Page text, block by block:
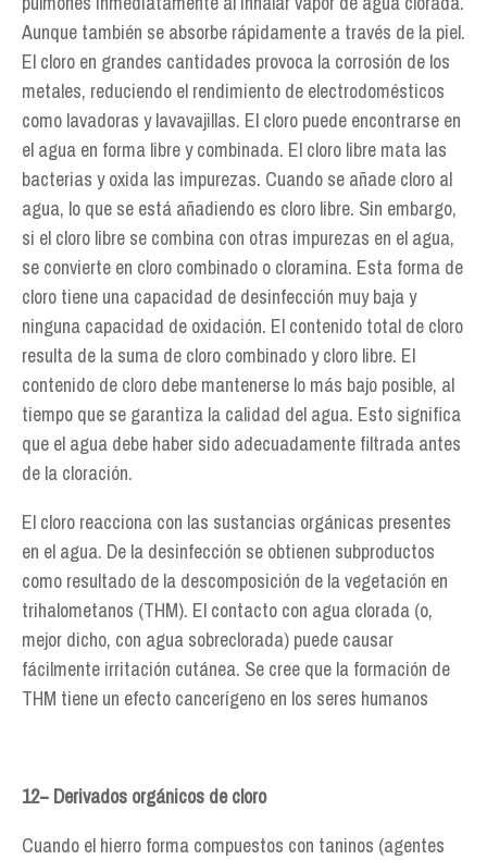
Aunque también se absorbe rápidamente a través de la piel.
El cloro en grandes cantidades provoca la corrosión de los
metales, reduciendo el rendimiento de electrodomésticos
como lavadoras y lavavajillas. El cloro puede encontrarse en
el agua en forma libre y combinada. El cloro libre mata las
bacterias y oxida las impurezas. Cuando se añade cloro al
agua, lo que se está añadiendo es cloro libre. Sin embargo,
si el cloro libre se combina con otras impurezas en el agua,
se convierte en cloro combinado o cloramina. Esta forma de
cloro tiene una capacidad de desinfección muy baja y
ninguna capacidad de oxidación. El contenido total de cloro
resulta de la suma de cloro combinado y cloro libre. El
contenido de cloro debe mantenerse lo más bajo posible, al
tiempo que se garantiza la calidad del agua. Esto significa
que el agua debe haber sido adecuadamente filtrada antes
de la cloración.
El cloro reacciona con las sustancias orgánicas presentes
en el agua. De la desinfección se obtienen subproductos
como resultado de la descomposición de la vegetación en
trihalometanos (THM). El contacto con agua clorada (o,
mejor dicho, con agua sobreclorada) puede causar
fácilmente irritación cutánea. Se cree que la formación de
THM tiene un efecto cancerígeno en los seres humanos
12− Derivados orgánicos de cloro
Cuando el hierro forma compuestos con taninos (agentes